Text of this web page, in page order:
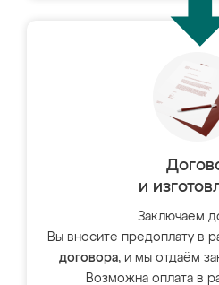
и
Заключаем
Вы вносите предоплату в
договора, и мы отдаём
Возможна оплата в